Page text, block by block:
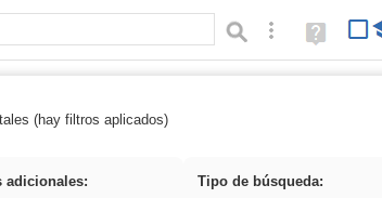
Búsqueda avanzada
Ayuda
(en
de: Crotona
(hay filtros aplicados)
adicionales: Tipo de búsqueda: